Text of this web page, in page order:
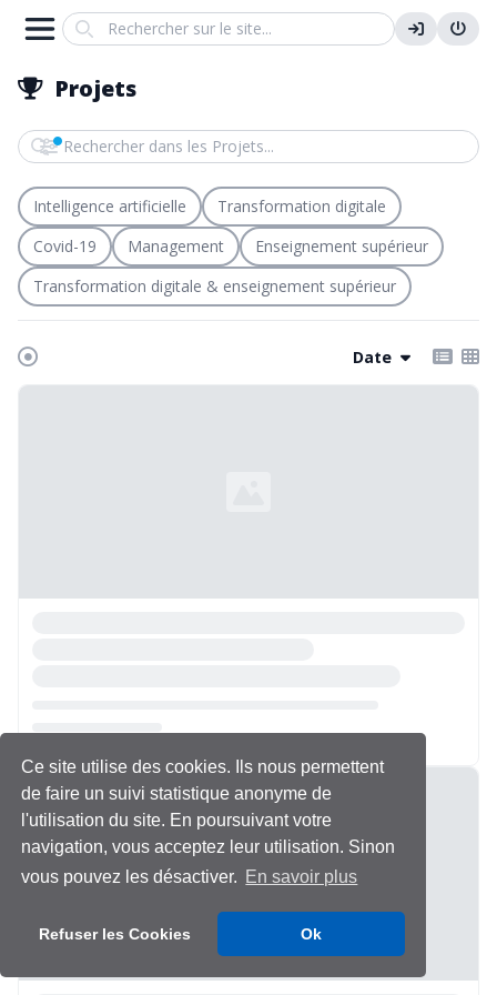
Ce site utilise des cookies. Ils nous permettent
de faire un suivi statistique anonyme de
l'utilisation du site. En poursuivant votre
navigation, vous acceptez leur utilisation. Sinon
vous pouvez les désactiver. En savoir plus
Refuser les Cookies Ok
Search
Projets
Rechercher dans les Projets
Intelligence artificielle
Transformation digitale
Covid-19
Management
Enseignement supérieur
Transformation digitale & enseignement supérieur
Date
Chargement...